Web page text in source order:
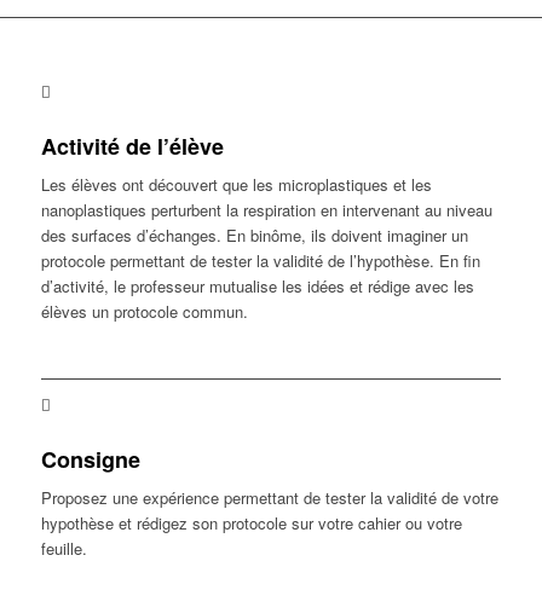
Activité de l’élève
Les élèves ont découvert que les microplastiques et les
nanoplastiques perturbent la respiration en intervenant au niveau
des surfaces d’échanges. En binôme, ils doivent imaginer un
protocole permettant de tester la validité de l’hypothèse. En fin
d’activité, le professeur mutualise les idées et rédige avec les
élèves un protocole commun.
Consigne
Proposez une expérience permettant de tester la validité de votre
hypothèse et rédigez son protocole sur votre cahier ou votre
feuille.